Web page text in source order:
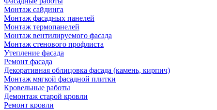
Монтаж сайдинга
Монтаж фасадных панелей
Монтаж термопанелей
Монтаж вентилируемого фасада
Монтаж стенового профлиста
Утепление фасада
Ремонт фасада
Декоративная облицовка фасада (камень, кирпич)
Монтаж мягкой фасадной плитки
Кровельные работы
Демонтаж старой кровли
Ремонт кровли